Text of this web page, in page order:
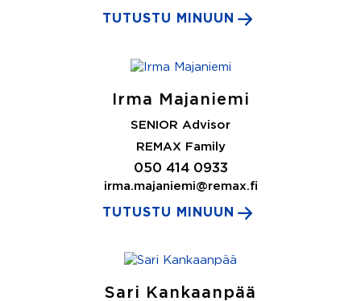
TUTUSTU MINUUN
Irma Majaniemi
SENIOR Advisor
REMAX Family
050 414 0933
irma.majaniemi@remax.fi
TUTUSTU MINUUN
Sari Kankaanpää